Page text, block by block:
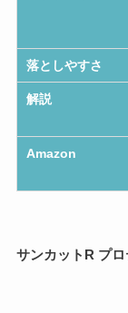
落としやすさ
解説
Amazon
サンカットR プ